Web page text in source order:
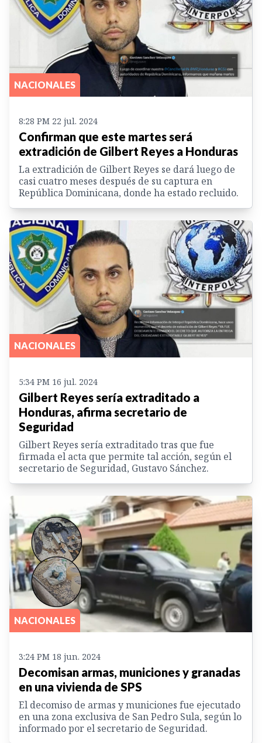
NACIONALES
8:28 PM 22 jul. 2024
Confirman que este martes será
extradición de Gilbert Reyes a Honduras
La extradición de Gilbert Reyes se dará luego de
casi cuatro meses después de su captura en
República Dominicana, donde ha estado recluido.
NACIONALES
5:34 PM 16 jul. 2024
Gilbert Reyes sería extraditado a
Honduras, afirma secretario de
Seguridad
Gilbert Reyes sería extraditado tras que fue
firmada el acta que permite tal acción, según el
secretario de Seguridad, Gustavo Sánchez.
NACIONALES
3:24 PM 18 jun. 2024
Decomisan armas, municiones y granadas
en una vivienda de SPS
El decomiso de armas y municiones fue ejecutado
en una zona exclusiva de San Pedro Sula, según lo
informado por el secretario de Seguridad.